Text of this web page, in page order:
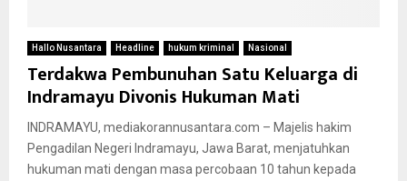
Hallo Nusantara Headline hukum kriminal Nasional
Terdakwa Pembunuhan Satu Keluarga di
Indramayu Divonis Hukuman Mati
INDRAMAYU, mediakorannusantara.com – Majelis hakim
Pengadilan Negeri Indramayu, Jawa Barat, menjatuhkan
hukuman mati dengan masa percobaan 10 tahun kepada